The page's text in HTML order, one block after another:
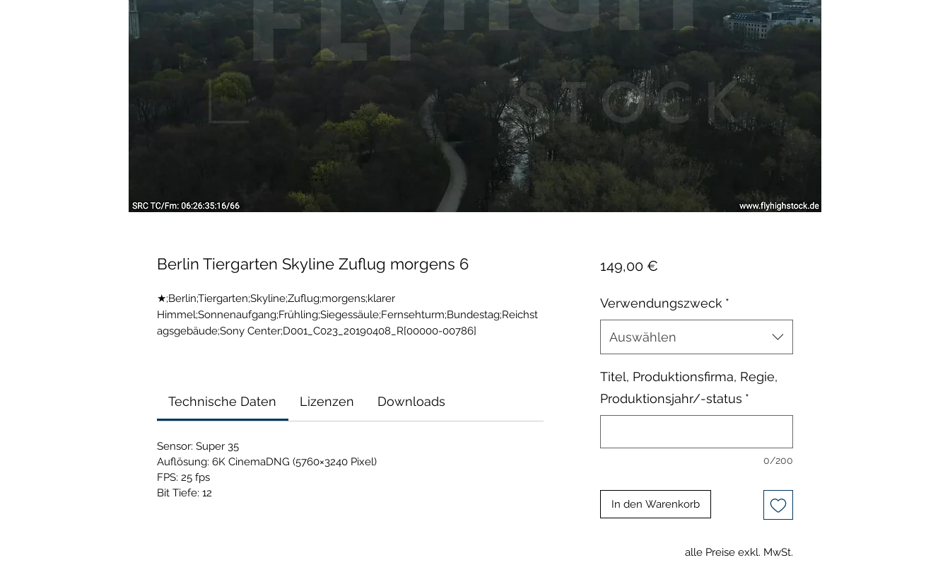
Berlin Tiergarten Skyline Zuflug morgens 6
★;Berlin;Tiergarten;Skyline;Zuflug;morgens;klarer
Himmel;Sonnenaufgang;Frühling;Siegessäule;Fernsehturm;Bundestag;Reichst
agsgebäude;Sony Center;D001_C023_20190408_R[00000-00786]
Technische Daten Lizenzen Downloads
Sensor: Super 35
Auflösung: 6K CinemaDNG (5760×3240 Pixel)
FPS: 25 fps
Bit Tiefe: 12
149,00 €Preis
Verwendungszweck *
Auswählen
Titel, Produktionsfirma, Regie,
Produktionsjahr/-status *
0/200
In den Warenkorb
alle Preise exkl. MwSt.